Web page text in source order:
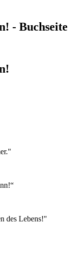
- Buchseite
des Lebens!"